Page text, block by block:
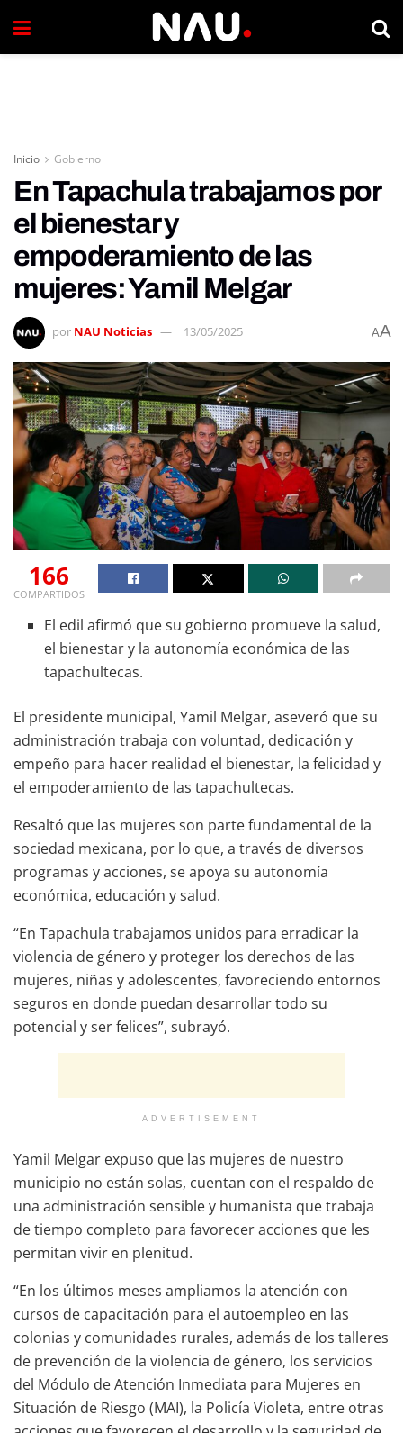
Inicio Gobierno
En Tapachula trabajamos por
el bienestar y
empoderamiento de las
mujeres: Yamil Melgar
por NAU Noticias 13/05/2025 AA
166
COMPARTIDOS
El edil afirmó que su gobierno promueve la salud,
el bienestar y la autonomía económica de las
tapachultecas.
El presidente municipal, Yamil Melgar, aseveró que su
administración trabaja con voluntad, dedicación y
empeño para hacer realidad el bienestar, la felicidad y
el empoderamiento de las tapachultecas.
Resaltó que las mujeres son parte fundamental de la
sociedad mexicana, por lo que, a través de diversos
programas y acciones, se apoya su autonomía
económica, educación y salud.
“En Tapachula trabajamos unidos para erradicar la
violencia de género y proteger los derechos de las
mujeres, niñas y adolescentes, favoreciendo entornos
seguros en donde puedan desarrollar todo su
potencial y ser felices”, subrayó.
ADVERTISEMENT
Yamil Melgar expuso que las mujeres de nuestro
municipio no están solas, cuentan con el respaldo de
una administración sensible y humanista que trabaja
de tiempo completo para favorecer acciones que les
permitan vivir en plenitud.
“En los últimos meses ampliamos la atención con
cursos de capacitación para el autoempleo en las
colonias y comunidades rurales, además de los talleres
de prevención de la violencia de género, los servicios
del Módulo de Atención Inmediata para Mujeres en
Situación de Riesgo (MAI), la Policía Violeta, entre otras